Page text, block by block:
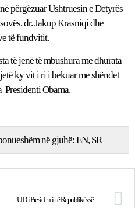
përgëzuar Ushtruesin e Detyrës
dr. Jakup Krasniqi dhe
të fundvitit.
të jenë të mbushura me dhurata
ky vit i ri i bekuar me shëndet
Presidenti Obama.
në gjuhë:EN SR
U.D. i Presidentit të Republikës së Kosovës, dr. Jakup Krasniqi udhëtoi për vizitë zyrtare në Republikën e Shqipërisë